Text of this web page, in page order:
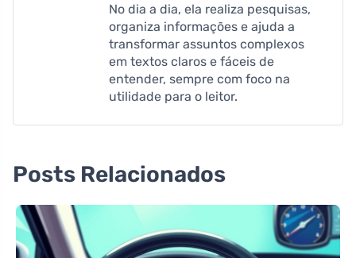
No dia a dia, ela realiza pesquisas,
organiza informações e ajuda a
transformar assuntos complexos
em textos claros e fáceis de
entender, sempre com foco na
utilidade para o leitor.
Posts Relacionados